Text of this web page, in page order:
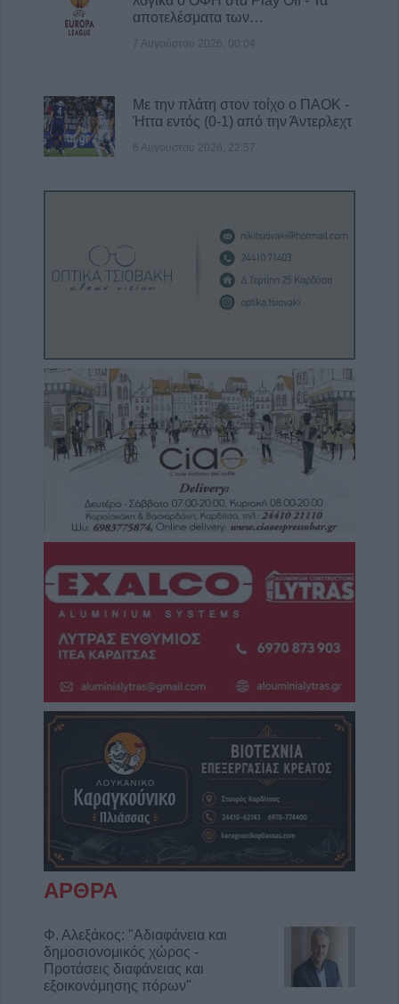
αποτελέσματα των…
7 Αυγούστου 2026, 00:04
Με την πλάτη στον τοίχο ο ΠΑΟΚ -
Ήττα εντός (0-1) από την Άντερλεχτ
6 Αυγούστου 2026, 22:57
ΑΡΘΡΑ
Φ. Αλεξάκος: "Αδιαφάνεια και
δημοσιονομικός χώρος -
Προτάσεις διαφάνειας και
εξοικονόμησης πόρων"